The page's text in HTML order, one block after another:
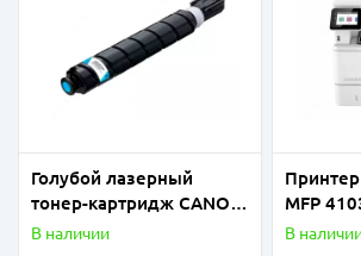
Голубой лазерный
тонер-картридж CANON
C-EXV64 CYAN
В наличии
MFP
В